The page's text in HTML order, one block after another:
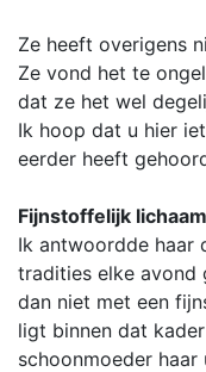
Ze heeft overigens
Ze vond het te
dat ze het wel
Ik hoop dat u hier
eerder heeft
Fijnstoffelijk
Ik antwoordde haar
tradities elke avond
dan niet met een
ligt binnen dat
schoonmoeder